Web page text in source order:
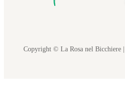
Copyright © La Rosa nel Bicchiere